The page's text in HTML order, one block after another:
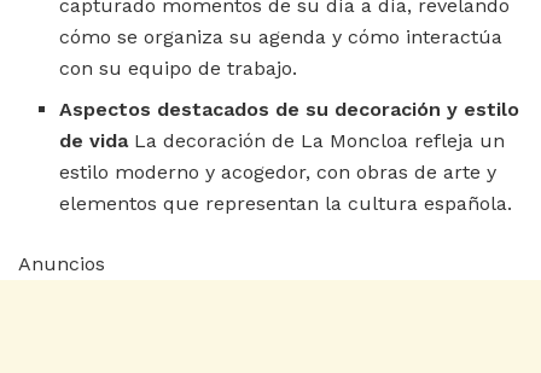
capturado momentos de su día a día, revelando
cómo se organiza su agenda y cómo interactúa
con su equipo de trabajo.
Aspectos destacados de su decoración y estilo
de vidaLa decoración de La Moncloa refleja un
estilo moderno y acogedor, con obras de arte y
elementos que representan la cultura española.
Anuncios